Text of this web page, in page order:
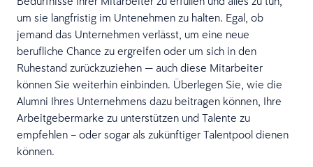
um sie langfristig im Untenehmen zu halten. Egal, ob
jemand das Unternehmen verlässt, um eine neue
berufliche Chance zu ergreifen oder um sich in den
Ruhestand zurückzuziehen — auch diese Mitarbeiter
können Sie weiterhin einbinden. Überlegen Sie, wie die
Alumni Ihres Unternehmens dazu beitragen können, Ihre
Arbeitgebermarke zu unterstützen und Talente zu
empfehlen – oder sogar als zukünftiger Talentpool dienen
können.